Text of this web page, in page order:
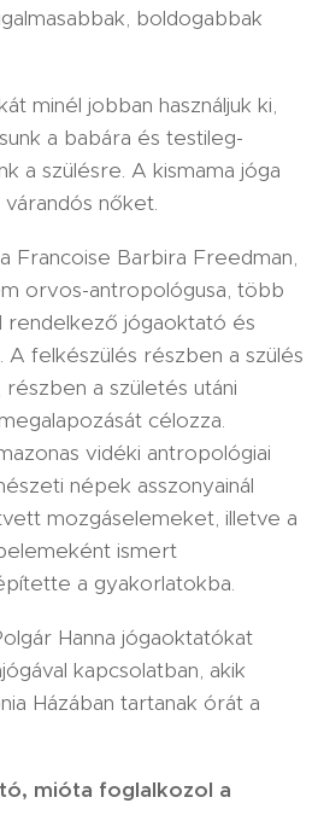
boldogabbak
minél jobban használjuk ki,
a babára és testileg-
a szülésre. A kismama jóga
nőket.
Francoise Barbira Freedman,
orvos-antropológusa, több
jógaoktató és
felkészülés részben a szülés
a születés utáni
célozza.
vidéki antropológiai
népek asszonyainál
mozgáselemeket, illetve a
ismert
a gyakorlatokba.
Hanna jógaoktatókat
kapcsolatban, akik
Házában tartanak órát a
mióta foglalkozol a